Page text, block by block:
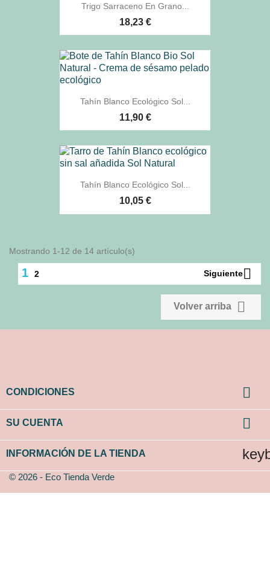
Trigo Sarraceno En Grano...
18,23 €
Tahín Blanco Ecológico Sol...
11,90 €
Tahín Blanco Ecológico Sol...
10,05 €
Mostrando 1-12 de 14 artículo(s)
1 2 Siguiente
Volver arriba 
CONDICIONES 
SU CUENTA 
INFORMACIÓN DE LA TIENDA
© 2026 - Eco Tienda Verde